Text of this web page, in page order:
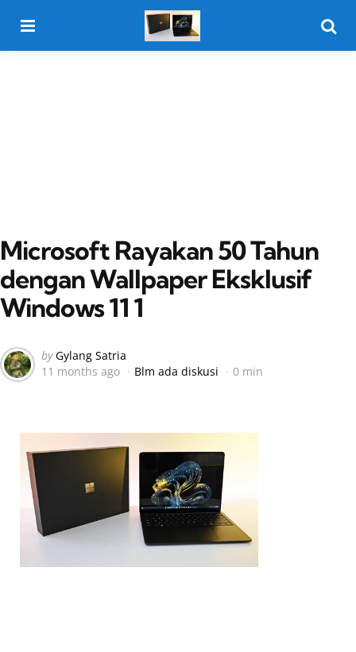
Microsoft Rayakan 50 Tahun
dengan Wallpaper Eksklusif
Windows 11 1
Posted
by
by Gylang Satria
11 months ago
Blm ada diskusi 0 min